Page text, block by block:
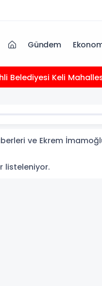
Gündem
Belediyesi Keli
ve Ekrem
listeleniyor.